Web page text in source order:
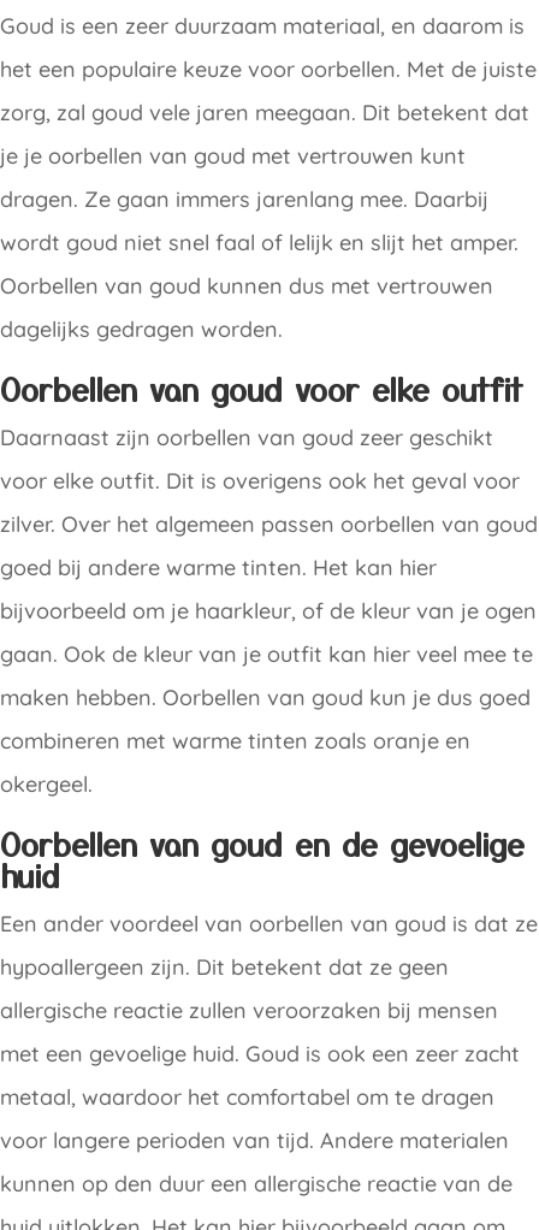
Goud is een zeer duurzaam materiaal, en daarom is
het een populaire keuze voor oorbellen. Met de juiste
zorg, zal goud vele jaren meegaan. Dit betekent dat
je je oorbellen van goud met vertrouwen kunt
dragen. Ze gaan immers jarenlang mee. Daarbij
wordt goud niet snel faal of lelijk en slijt het amper.
Oorbellen van goud kunnen dus met vertrouwen
dagelijks gedragen worden.
Oorbellen van goud voor elke outfit
Daarnaast zijn oorbellen van goud zeer geschikt
voor elke outfit. Dit is overigens ook het geval voor
zilver. Over het algemeen passen oorbellen van goud
goed bij andere warme tinten. Het kan hier
bijvoorbeeld om je haarkleur, of de kleur van je ogen
gaan. Ook de kleur van je outfit kan hier veel mee te
maken hebben. Oorbellen van goud kun je dus goed
combineren met warme tinten zoals oranje en
okergeel.
Oorbellen van goud en de gevoelige
huid
Een ander voordeel van oorbellen van goud is dat ze
hypoallergeen zijn. Dit betekent dat ze geen
allergische reactie zullen veroorzaken bij mensen
met een gevoelige huid. Goud is ook een zeer zacht
metaal, waardoor het comfortabel om te dragen
voor langere perioden van tijd. Andere materialen
kunnen op den duur een allergische reactie van de